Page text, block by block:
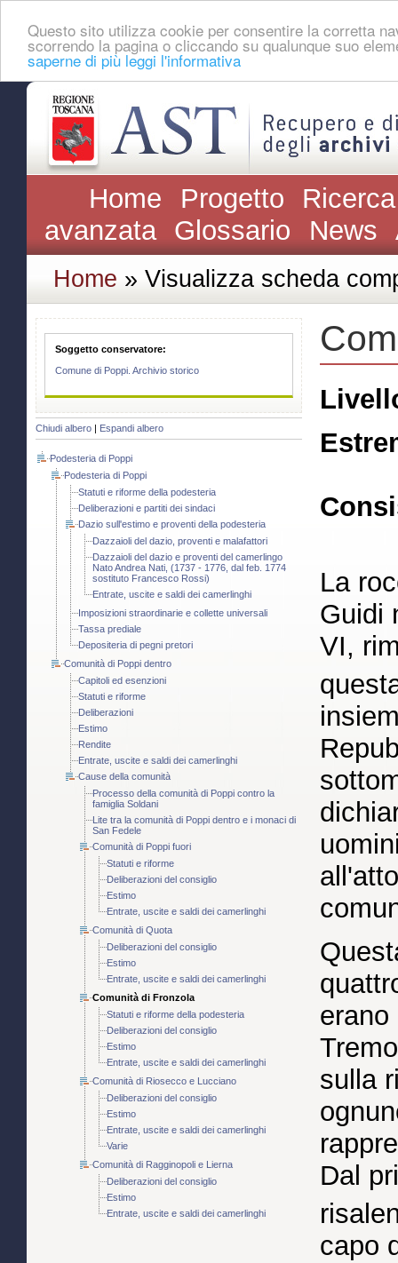
Questo sito utilizza cookie per consentire la corretta
scorrendo la pagina o cliccando su qualunque suo
saperne di più leggi l'informativa
Home Progetto
avanzata Glossario News
Home » Visualizza scheda
Soggetto conservatore:
Comune di Poppi. Archivio storico
Chiudi albero Espandi albero
Podesteria di Poppi
Podesteria di Poppi
Statuti e riforme della podesteria
Deliberazioni e partiti dei sindaci
Dazio sull'estimo e proventi della podesteria
Dazzaioli del dazio, proventi e malafattori
Dazzaioli del dazio e proventi del camerlingo
Nato Andrea Nati, (1737 - 1776, dal feb. 1774
sostituto Francesco Rossi)
Entrate, uscite e saldi dei camerlinghi
Imposizioni straordinarie e collette universali
Tassa prediale
Depositeria di pegni pretori
Comunità di Poppi dentro
Capitoli ed esenzioni
Statuti e riforme
Deliberazioni
Estimo
Rendite
Entrate, uscite e saldi dei camerlinghi
Cause della comunità
Processo della comunità di Poppi contro la
famiglia Soldani
Lite tra la comunità di Poppi dentro e i monaci di
San Fedele
Comunità di Poppi fuori
Statuti e riforme
Deliberazioni del consiglio
Estimo
Entrate, uscite e saldi dei camerlinghi
Comunità di Quota
Deliberazioni del consiglio
Estimo
Entrate, uscite e saldi dei camerlinghi
Comunità di Fronzola
Statuti e riforme della podesteria
Deliberazioni del consiglio
Estimo
Entrate, uscite e saldi dei camerlinghi
Comunità di Riosecco e Lucciano
Deliberazioni del consiglio
Estimo
Entrate, uscite e saldi dei camerlinghi
Varie
Comunità di Ragginopoli e Lierna
Deliberazioni del consiglio
Estimo
Entrate, uscite e saldi dei camerlinghi
La
Guidi
VI,
sulla
Dal
capo